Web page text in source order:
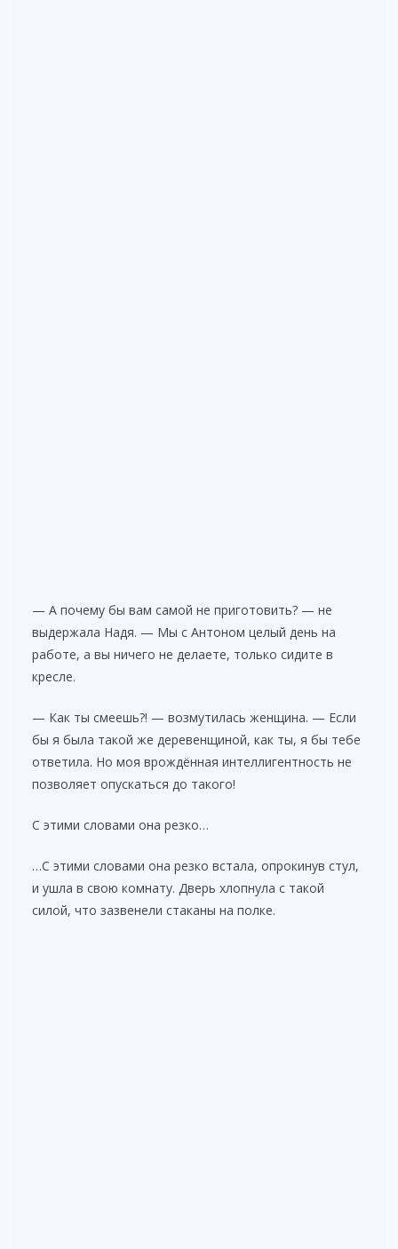
— А почему бы вам самой не приготовить? — не
выдержала Надя. — Мы с Антоном целый день на
работе, а вы ничего не делаете, только сидите в
кресле.
— Как ты смеешь?! — возмутилась женщина. — Если
бы я была такой же деревенщиной, как ты, я бы тебе
ответила. Но моя врождённая интеллигентность не
позволяет опускаться до такого!
С этими словами она резко…
…С этими словами она резко встала, опрокинув стул,
и ушла в свою комнату. Дверь хлопнула с такой
силой, что зазвенели стаканы на полке.